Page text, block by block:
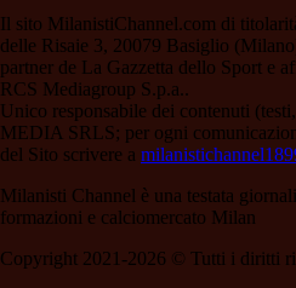
Il sito MilanistiChannel.com di
delle Risaie 3, 20079 Basiglio
partner de La Gazzetta dello Sport e
RCS Mediagroup S.p.a..
Unico responsabile dei contenuti
MEDIA SRLS; per ogni
del Sito scrivere a
Milanisti Channel è una testata
formazioni e calciomercato Milan
Copyright 2021-2026 © Tutti i diritti